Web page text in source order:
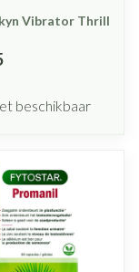
Vibrator Thrill
beschikbaar